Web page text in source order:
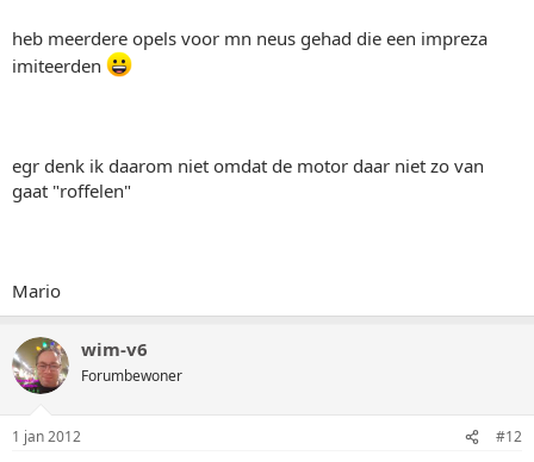
heb meerdere opels voor mn neus gehad die een impreza
imiteerden
egr denk ik daarom niet omdat de motor daar niet zo van
gaat "roffelen"
Mario
wim-v6
Forumbewoner
1 jan 2012 #12